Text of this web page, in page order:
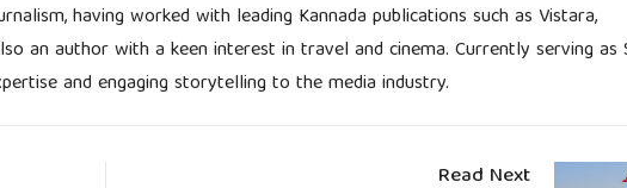
having worked with leading Kannada publications such as Vistara,
an author with a keen interest in travel and cinema. Currently serving as
and engaging storytelling to the media industry.
Read Next